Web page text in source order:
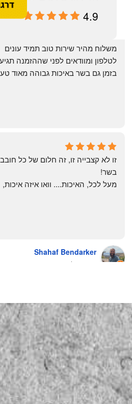
4.9
May Azulay
a month ago
Shahaf Bendarker
בשר!
אהרון' איך מנהלים עסק ושירות